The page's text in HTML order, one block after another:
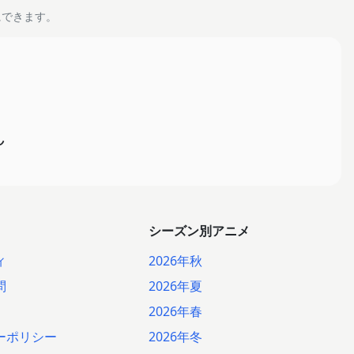
きます。
ポリシー
シーズン別アニメ
2026年秋
2026年夏
2026年春
2026年冬